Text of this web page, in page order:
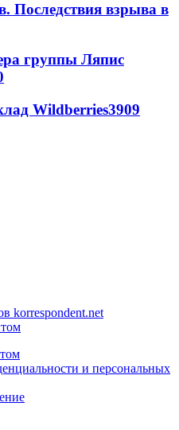
Последствия взрыва в
группы Ляпис
Wildberries3909
korrespondent.net
и персональных